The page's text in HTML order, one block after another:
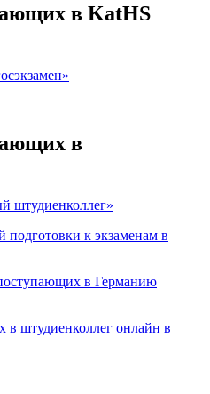
в KatHS
в
штудиенколлег»
подготовки к экзаменам в
в Германию
штудиенколлег онлайн в